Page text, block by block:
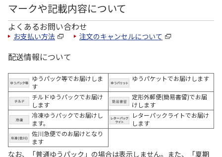
マークや記載内容について
よくあるお問い合わせ
お支払い方法 注文のキャンセルについて
配送情報について
ゆうパック等でお届けしま
す
ゆうパケットでお届けします
チルドゆうパックでお届け
します
定形外郵便(簡易書留)でお届
けします
冷凍ゆうパックでお届けし
ます。
レターパックライトでお届け
します
佐川急便でのお届けとなり
ます
なお、「普通ゆうパック」の場合は表示しません。また、「夏期